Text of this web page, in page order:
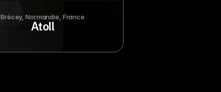
Brécey, Normandie, France
Atoll